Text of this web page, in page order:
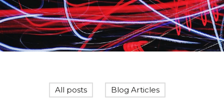
All posts Blog Articles